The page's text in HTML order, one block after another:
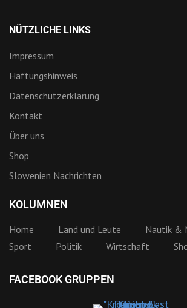
NÜTZLICHE LINKS
Impressum
Haftungshinweis
Datenschutzerklärung
Kontakt
Über uns
Shop
Slowenien Nachrichten
KOLUMNEN
Home Land und Leute
Nautik &
Sport
Politik Wirtschaft
FACEBOOK GRUPPEN